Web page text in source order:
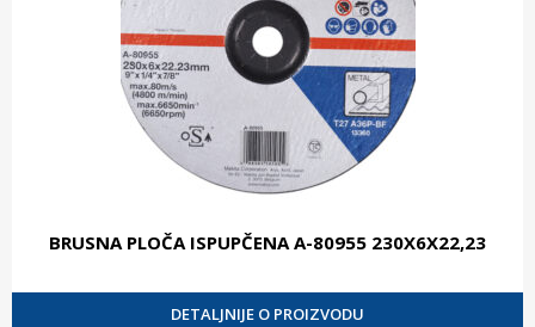
BRUSNA PLOČA ISPUPČENA A-80955 230X6X22,23
DETALJNIJE O PROIZVODU